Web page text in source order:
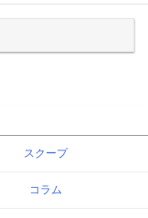
スクープ
コラム